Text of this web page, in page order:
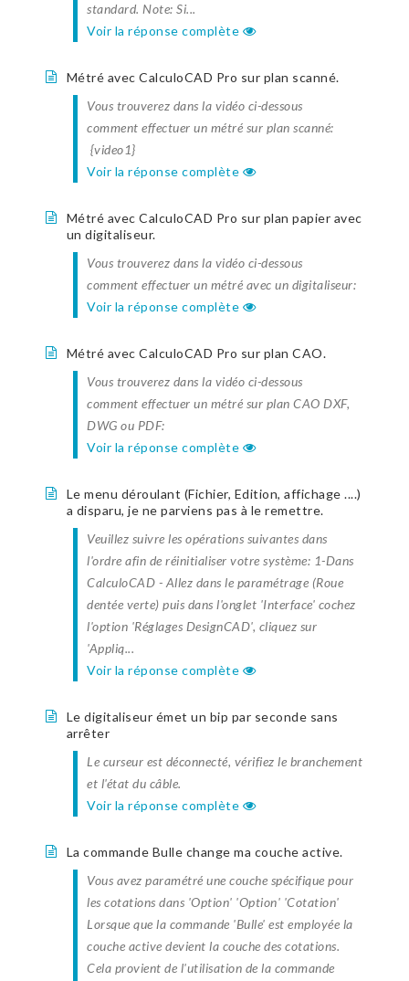
standard. Note: Si...
Voir la réponse complète
Métré avec CalculoCAD Pro sur plan scanné.
Vous trouverez dans la vidéo ci-dessous
comment effectuer un métré sur plan scanné:
{video1}
Voir la réponse complète
Métré avec CalculoCAD Pro sur plan papier avec
un digitaliseur.
Vous trouverez dans la vidéo ci-dessous
comment effectuer un métré avec un digitaliseur:
Voir la réponse complète
Métré avec CalculoCAD Pro sur plan CAO.
Vous trouverez dans la vidéo ci-dessous
comment effectuer un métré sur plan CAO DXF,
DWG ou PDF:
Voir la réponse complète
Le menu déroulant (Fichier, Edition, affichage ....)
a disparu, je ne parviens pas à le remettre.
Veuillez suivre les opérations suivantes dans
l'ordre afin de réinitialiser votre système: 1-Dans
CalculoCAD - Allez dans le paramétrage (Roue
dentée verte) puis dans l'onglet 'Interface' cochez
l'option 'Réglages DesignCAD', cliquez sur
'Appliq...
Voir la réponse complète
Le digitaliseur émet un bip par seconde sans
arrêter
Le curseur est déconnecté, vérifiez le branchement
et l'état du câble.
Voir la réponse complète
La commande Bulle change ma couche active.
Vous avez paramétré une couche spécifique pour
les cotations dans 'Option' 'Option' 'Cotation'
Lorsque que la commande 'Bulle' est employée la
couche active devient la couche des cotations.
Cela provient de l'utilisation de la commande